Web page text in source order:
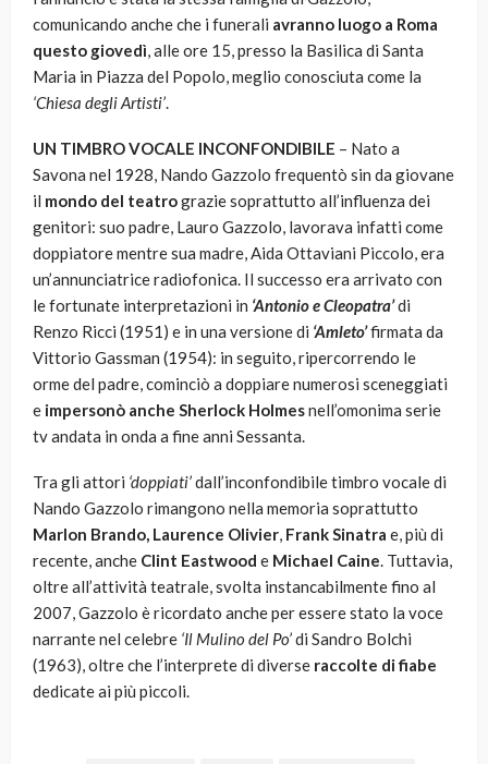
comunicando anche che i funerali avranno luogo a Roma
questo giovedì, alle ore 15, presso la Basilica di Santa
Maria in Piazza del Popolo, meglio conosciuta come la
‘Chiesa degli Artisti’.
UN TIMBRO VOCALE INCONFONDIBILE – Nato a
Savona nel 1928, Nando Gazzolo frequentò sin da giovane
il mondo del teatrograzie soprattutto all’influenza dei
genitori: suo padre, Lauro Gazzolo, lavorava infatti come
doppiatore mentre sua madre, Aida Ottaviani Piccolo, era
un’annunciatrice radiofonica. Il successo era arrivato con
le fortunate interpretazioni in ‘Antonio e Cleopatra’di
Renzo Ricci (1951) e in una versione di ‘Amleto’firmata da
Vittorio Gassman (1954): in seguito, ripercorrendo le
orme del padre, cominciò a doppiare numerosi sceneggiati
e impersonò anche Sherlock Holmesnell’omonima serie
tv andata in onda a fine anni Sessanta.
Tra gli attori ‘doppiati’dall’inconfondibile timbro vocale di
Nando Gazzolo rimangono nella memoria soprattutto
Marlon Brando, Laurence Olivier, Frank Sinatra e, più di
recente, anche Clint Eastwood e Michael Caine. Tuttavia,
oltre all’attività teatrale, svolta instancabilmente fino al
2007, Gazzolo è ricordato anche per essere stato la voce
narrante nel celebre ‘Il Mulino del Po’di Sandro Bolchi
(1963), oltre che l’interprete di diverse raccolte di fiabe
dedicate ai più piccoli.